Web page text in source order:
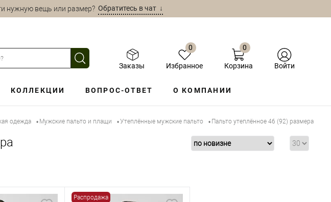
нужную вещь или размер?Обратитесь в чат ↓
Заказы
0
Избранное
0
Корзина Войти
КОЛЛЕКЦИИ ВОПРОС-ОТВЕТ О КОМПАНИИ
одежда • Мужские пальто и плащи •Утеплённые мужские пальто • Пальто утеплённое 46 (92) размера
Распродажа